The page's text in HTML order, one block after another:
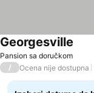
Pansion sa doručkom
Georgesville
/ Ocena nije dostupna